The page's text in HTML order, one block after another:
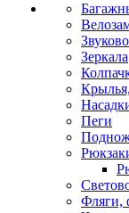
Зеркала
Пеги
Фляги,